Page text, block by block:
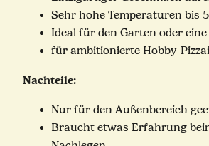
Sehr hohe Temperaturen bis
Ideal für den Garten oder
für ambitionierte Hobby-
Nachteile:
Nur für den Außenbereich
Braucht etwas Erfahrung